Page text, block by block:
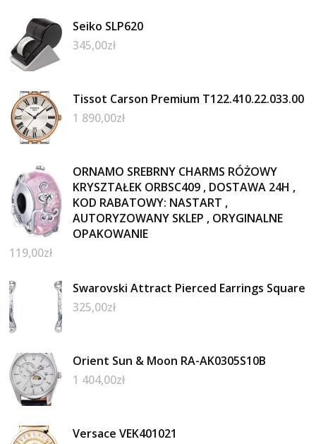
Seiko SLP620
345,00zł
Tissot Carson Premium T122.410.22.033.00
1 890,00zł
ORNAMO SREBRNY CHARMS RÓŻOWY
KRYSZTAŁEK ORBSC409 , DOSTAWA 24H ,
KOD RABATOWY: NASTART ,
AUTORYZOWANY SKLEP , ORYGINALNE
OPAKOWANIE
119,00zł
Swarovski Attract Pierced Earrings Square
325,00zł
Orient Sun & Moon RA-AK0305S10B
1 404,00zł
Versace VEK401021